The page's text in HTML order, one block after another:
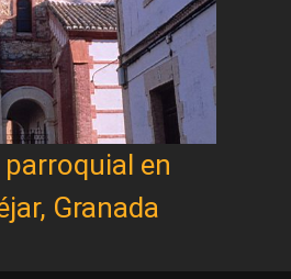
parroquial en
Granada